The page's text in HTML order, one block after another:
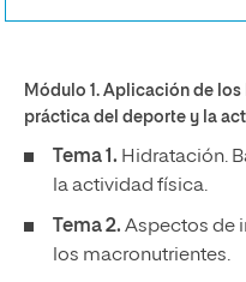
Módulo 1. Aplicación de
práctica del deporte y la
Tema 1. Hidratación.
la actividad física.
Tema 2. Aspectos de
los macronutrientes.